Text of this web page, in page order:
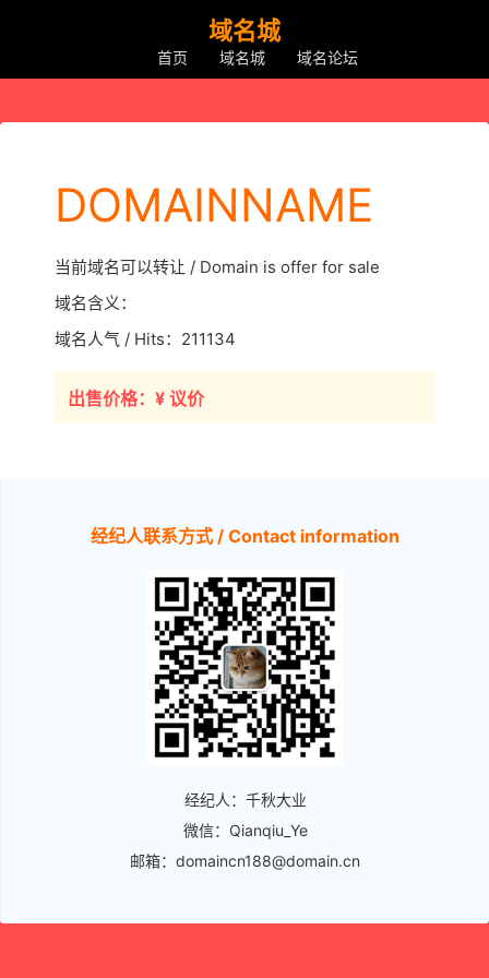
域名城
首页 域名城 域名论坛
DOMAINNAME
当前域名可以转让 / Domain is offer for sale
域名含义：
域名人气 / Hits：211134
出售价格：¥ 议价
经纪人联系方式 / Contact information
经纪人：千秋大业
微信：Qianqiu_Ye
邮箱：domaincn188@domain.cn